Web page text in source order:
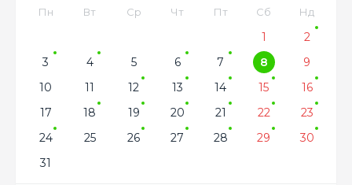
Пн Вт Ср Чт Пт Сб Нд
1
2
3
4 5 6 7 8
9
10
11 12 13 14 15
16
17
18 19 20 21 22
23
24
25 26 27 28 29
30
31